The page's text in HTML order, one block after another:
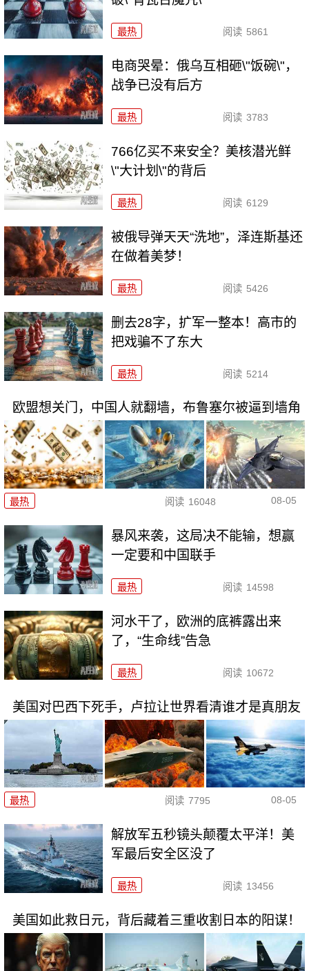
最热 阅读 5861
电商哭晕：俄乌互相砸\"饭碗\"，
战争已没有后方
最热 阅读 3783
766亿买不来安全？美核潜光鲜
\"大计划\"的背后
最热 阅读 6129
被俄导弹天天“洗地”，泽连斯基还
在做着美梦！
最热 阅读 5426
删去28字，扩军一整本！高市的
把戏骗不了东大
最热 阅读 5214
欧盟想关门，中国人就翻墙，布鲁塞尔被逼到墙角
最热 阅读 16048 08-05
暴风来袭，这局决不能输，想赢
一定要和中国联手
最热 阅读 14598
河水干了，欧洲的底裤露出来
了，“生命线”告急
最热 阅读 10672
美国对巴西下死手，卢拉让世界看清谁才是真朋友
最热 阅读 7795 08-05
解放军五秒镜头颠覆太平洋！美
军最后安全区没了
最热 阅读 13456
美国如此救日元，背后藏着三重收割日本的阳谋！